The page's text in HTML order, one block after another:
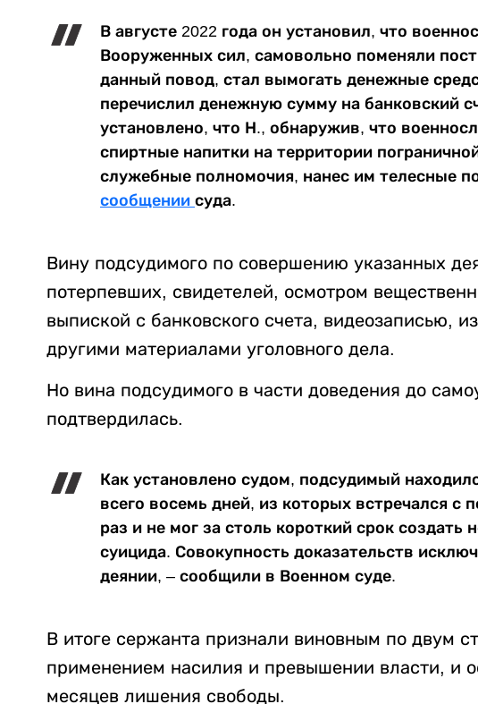
В августе 2022 года он установил, что
Вооруженных сил, самовольно поменяли
данный повод, стал вымогать денежные
перечислил денежную сумму на банковский
установлено, что Н., обнаружив, что
спиртные напитки на территории
служебные полномочия, нанес им телесные
сообщении суда.
Вину подсудимого по совершению указанных
потерпевших, свидетелей, осмотром
выпиской с банковского счета, видеозаписью,
другими материалами уголовного дела.
Но вина подсудимого в части доведения до
подтвердилась.
Как установлено судом, подсудимый
всего восемь дней, из которых встречался с
раз и не мог за столь короткий срок создать
суицида. Совокупность доказательств
деянии, – сообщили в Военном суде.
В итоге сержанта признали виновным по двум
применением насилия и превышении власти, и
месяцев лишения свободы.